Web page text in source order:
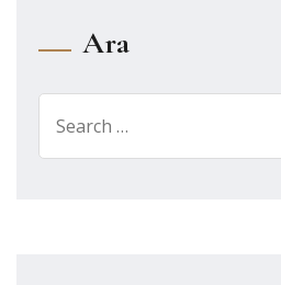
Ara
for: